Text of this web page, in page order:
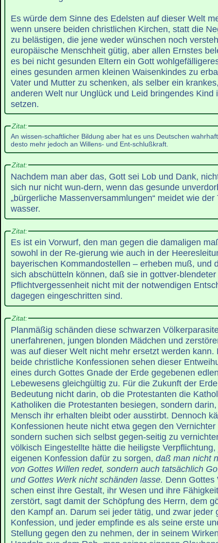
Es würde dem Sinne des Edelsten auf dieser Welt
wenn unsere beiden christlichen Kirchen, statt die
zu belästigen, die jene weder wünschen noch
europäische Menschheit gütig, aber allen Ernstes
es bei nicht gesunden Eltern ein Gott
eines gesunden armen kleinen Waisenkindes zu
Vater und Mutter zu schenken, als selber ein
anderen Welt nur Unglück und Leid bringendes Kind
setzen.
Zitat:
An wissen-schaftlicher Bildung aber hat es uns Deutschen
desto mehr jedoch an Willens- und Ent-schlußkraft.
Zitat:
Nachdem man aber das, Gott sei Lob und Dank,
sich nur nicht wun-dern, wenn das gesunde
„bürgerliche Massenversammlungen“ meidet wie der
wasser.
Zitat:
Es ist ein Vorwurf, den man gegen die damaligen
sowohl in der Re-gierung wie auch in der
bayerischen Kommandostellen – erheben muß, und
sich abschütteln können, daß sie in gottver-blendeter
Pflichtvergessenheit nicht mit der notwendigen
dagegen eingeschritten sind.
Zitat:
Planmäßig schänden diese schwarzen
unerfahrenen, jungen blonden Mädchen und
was auf dieser Welt nicht mehr ersetzt werden kann.
beide christliche Konfessionen sehen dieser
eines durch Gottes Gnade der Erde gegebenen
Lebewesens gleichgültig zu. Für die Zukunft der
Bedeutung nicht darin, ob die Protestanten die
Katholiken die Protestanten besiegen, sondern
Mensch ihr erhalten bleibt oder ausstirbt. Dennoch
Konfessionen heute nicht etwa gegen den
sondern suchen sich selbst gegen-seitig zu
völkisch Eingestellte hätte die heiligste
eigenen Konfession dafür zu sorgen, daß man nicht
von Gottes Willen redet, sondern auch tatsächlich
und Gottes Werk nicht schänden lasse. Denn Gottes
schen einst ihre Gestalt, ihr Wesen und ihre
zerstört, sagt damit der Schöpfung des Herrn, dem
den Kampf an. Darum sei jeder tätig, und zwar jeder
Konfession, und jeder empfinde es als seine erste
Stellung gegen den zu nehmen, der in seinem